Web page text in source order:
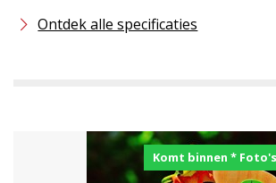
Ontdek alle specificaties
Komt binnen *